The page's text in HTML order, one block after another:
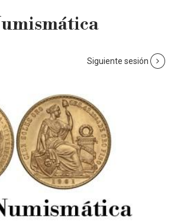
Siguiente sesión